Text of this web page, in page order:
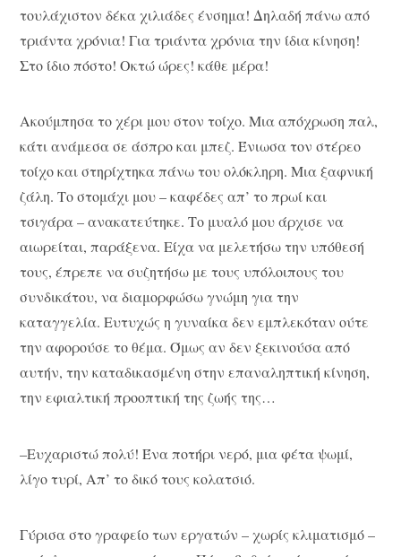
τουλάχιστον δέκα χιλιάδες ένσημα! Δηλαδή πάνω από
τριάντα χρόνια! Για τριάντα χρόνια την ίδια κίνηση!
Στο ίδιο πόστο! Οκτώ ώρες! κάθε μέρα!
Ακούμπησα το χέρι μου στον τοίχο. Μια απόχρωση παλ,
κάτι ανάμεσα σε άσπρο και μπεζ. Ένιωσα τον στέρεο
τοίχο και στηρίχτηκα πάνω του ολόκληρη. Μια ξαφνική
ζάλη. Το στομάχι μου – καφέδες απ’ το πρωί και
τσιγάρα – ανακατεύτηκε. Το μυαλό μου άρχισε να
αιωρείται, παράξενα. Είχα να μελετήσω την υπόθεσή
τους, έπρεπε να συζητήσω με τους υπόλοιπους του
συνδικάτου, να διαμορφώσω γνώμη για την
καταγγελία. Ευτυχώς η γυναίκα δεν εμπλεκόταν ούτε
την αφορούσε το θέμα. Όμως αν δεν ξεκινούσα από
αυτήν, την καταδικασμένη στην επαναληπτική κίνηση,
την εφιαλτική προοπτική της ζωής της…
–Ευχαριστώ πολύ! Ένα ποτήρι νερό, μια φέτα ψωμί,
λίγο τυρί, Απ’ το δικό τους κολατσιό.
Γύρισα στο γραφείο των εργατών – χωρίς κλιματισμό –